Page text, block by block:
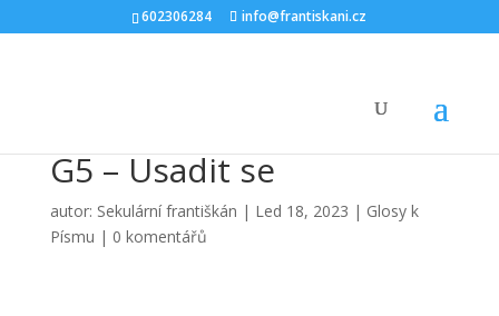
602306284 info@frantiskani.cz
G5 – Usadit se
autor: Sekulární františkán | Led 18, 2023 | Glosy k
Písmu | 0 komentářů